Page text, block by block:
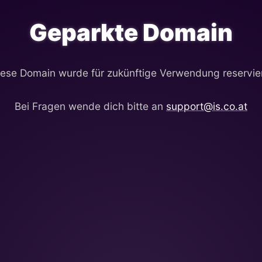
Geparkte Domain
Domain wurde für zukünftige Verwendung
Bei Fragen wende dich bitte an support@is.co.at